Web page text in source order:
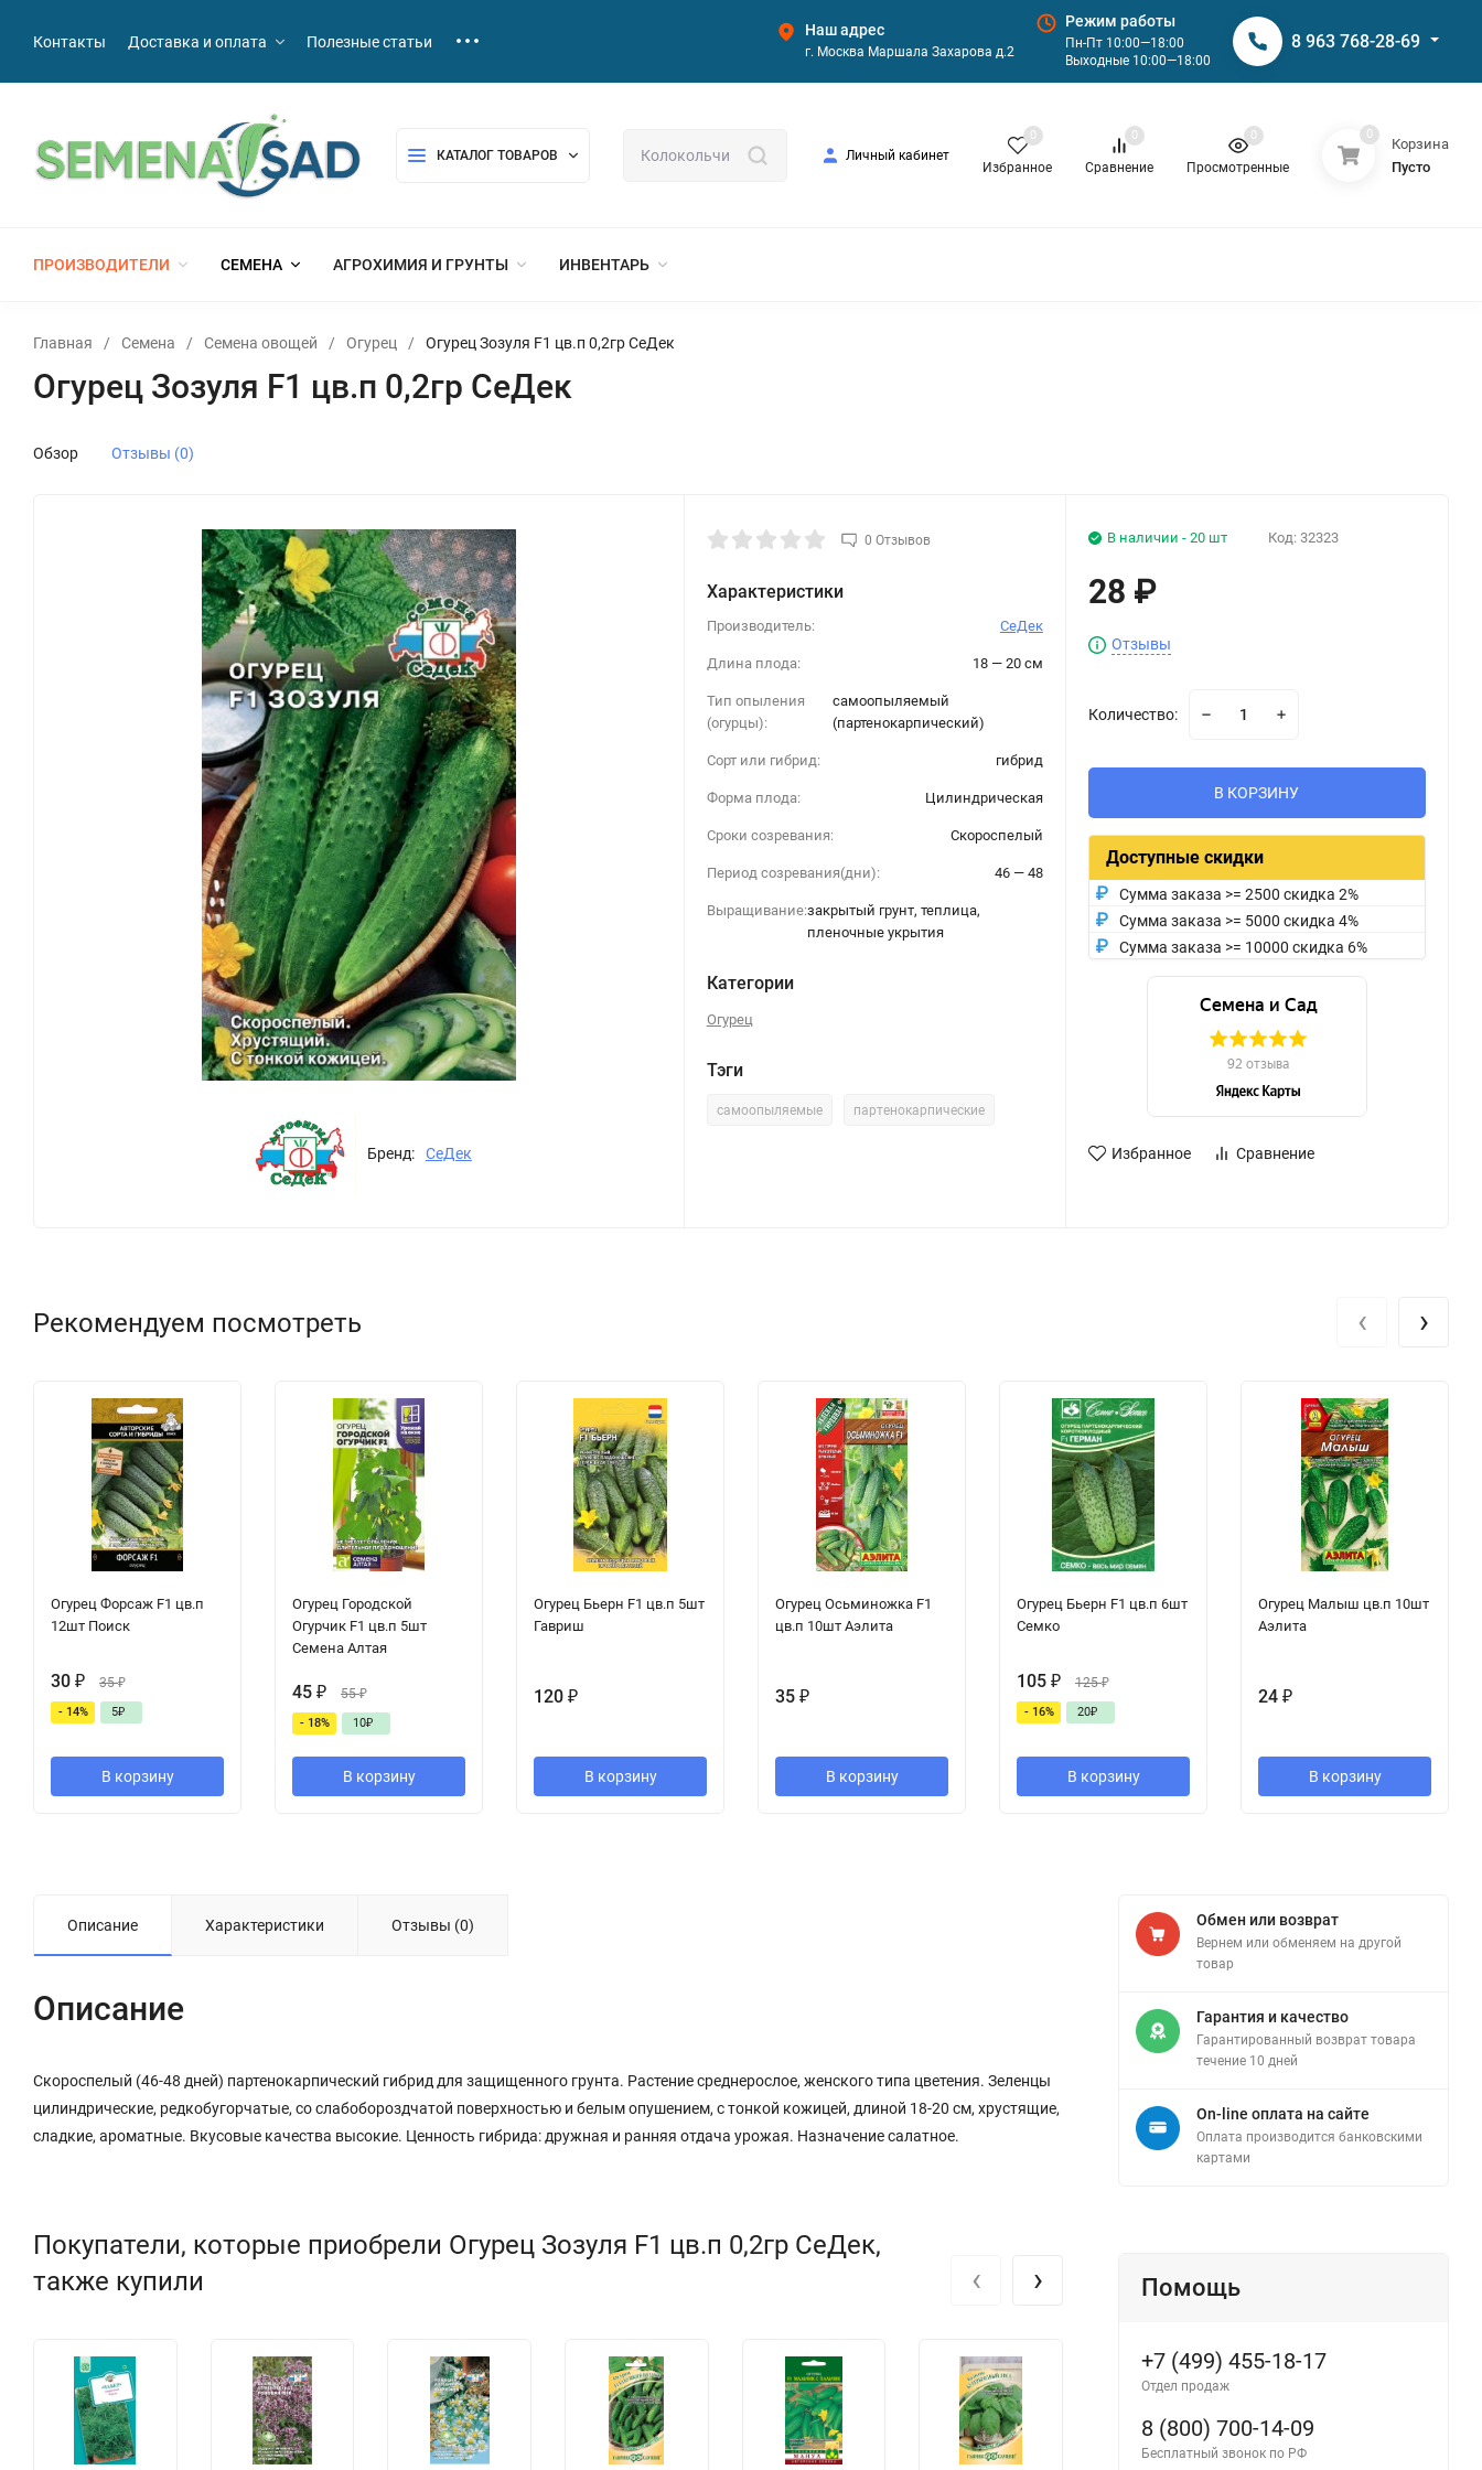
Контакты Доставка и оплата Полезные статьи
Наш адрес
г. Москва Маршала Захарова д.2
Режим работы
Пн-Пт 10:00—18:00
Выходные 10:00—18:00
8 963 768-28-69
КАТАЛОГ ТОВАРОВ
Личный кабинет
Избранное
0
Сравнение
0
Просмотренные
0 0
Корзина
Пусто
ПРОИЗВОДИТЕЛИ СЕМЕНА АГРОХИМИЯ И ГРУНТЫ ИНВЕНТАРЬ
Главная / Семена / Семена овощей / Огурец / Огурец Зозуля F1 цв.п 0,2гр СеДек
Огурец Зозуля F1 цв.п 0,2гр СеДек
Обзор Отзывы (0)
Бренд: СеДек
0 Отзывов
Характеристики
Производитель: СеДек
Длина плода: 18 — 20 см
Тип опыления
(огурцы):
самоопыляемый
(партенокарпический)
Сорт или гибрид: гибрид
Форма плода: Цилиндрическая
Сроки созревания: Скороспелый
Период созревания(дни): 46 — 48
Выращивание:закрытый грунт, теплица,
пленочные укрытия
Категории
Огурец
Тэги
самоопыляемые партенокарпические
В наличии - 20 шт Код: 32323
28 ₽
Отзывы
Количество:
В КОРЗИНУ
Доступные скидки
Сумма заказа >= 2500 скидка 2%
Сумма заказа >= 5000 скидка 4%
Сумма заказа >= 10000 скидка 6%
Избранное Сравнение
Рекомендуем посмотреть
Огурец Форсаж F1 цв.п
12шт Поиск
30 ₽ 35₽
- 14% 5₽
В корзину
Огурец Городской
Огурчик F1 цв.п 5шт
Семена Алтая
45 ₽ 55₽
- 18% 10₽
В корзину
Огурец Бьерн F1 цв.п 5шт
Гавриш
120 ₽
В корзину
Огурец Осьминожка F1
цв.п 10шт Аэлита
35 ₽
В корзину
Огурец Бьерн F1 цв.п 6шт
Семко
105 ₽ 125₽
- 16% 20₽
В корзину
Огурец Малыш цв.п 10шт
Аэлита
24 ₽
В корзину
‹ ›
Описание Характеристики Отзывы (0)
Описание
Скороспелый (46-48 дней) партенокарпический гибрид для защищенного грунта. Растение среднерослое, женского типа цветения. Зеленцы
цилиндрические, редкобугорчатые, со слабобороздчатой поверхностью и белым опушением, с тонкой кожицей, длиной 18-20 см, хрустящие,
сладкие, ароматные. Вкусовые качества высокие. Ценность гибрида: дружная и ранняя отдача урожая. Назначение салатное.
Покупатели, которые приобрели Огурец Зозуля F1 цв.п 0,2гр СеДек,
также купили
‹ ›
Обмен или возврат
Вернем или обменяем на другой
товар
Гарантия и качество
Гарантированный возврат товара
течение 10 дней
On-line оплата на сайте
Оплата производится банковскими
картами
Помощь
+7 (499) 455-18-17
Отдел продаж
8 (800) 700-14-09
Бесплатный звонок по РФ